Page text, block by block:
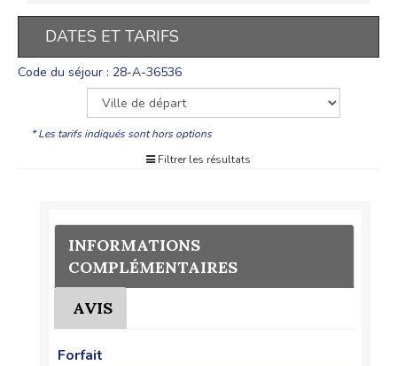
DATES ET TARIFS
Code du séjour : 28-A-36536
* Les tarifs indiqués sont hors options
Filtrer les résultats
INFORMATIONS
COMPLÉMENTAIRES
AVIS
Forfait